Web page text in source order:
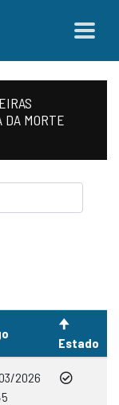
DA MORTE
Estado
2026